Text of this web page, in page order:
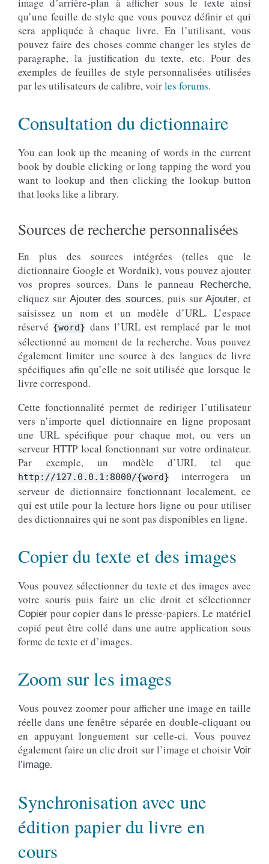
qu’une feuille de style que vous pouvez définir et qui
sera appliquée à chaque livre. En l’utilisant, vous
pouvez faire des choses comme changer les styles de
paragraphe, la justification du texte, etc. Pour des
exemples de feuilles de style personnalisées utilisées
par les utilisateurs de calibre, voirles forums.
Consultation du dictionnaire
You can look up the meaning of words in the current
book by double clicking or long tapping the word you
want to lookup and then clicking the lookup button
that looks like a library.
Sources de recherche personnalisées
En plus des sources intégrées (telles que le
dictionnaire Google et Wordnik), vous pouvez ajouter
vos propres sources. Dans le panneau
Recherche,
cliquez sur Ajouter des sources, puis surAjouter, et
saisissez un nom et un modèle d’URL. L’espace
réservé {word} dans l’URL est remplacé par le mot
sélectionné au moment de la recherche. Vous pouvez
également limiter une source à des langues de livre
spécifiques afin qu’elle ne soit utilisée que lorsque le
livre correspond.
Cette fonctionnalité permet de rediriger l’utilisateur
vers n’importe quel dictionnaire en ligne proposant
une URL spécifique pour chaque mot, ou vers un
serveur HTTP local fonctionnant sur votre ordinateur.
Par exemple, un modèle d’URL tel que
http://127.0.0.1:8000/{word}
interrogera un
serveur de dictionnaire fonctionnant localement, ce
qui est utile pour la lecture hors ligne ou pour utiliser
des dictionnaires qui ne sont pas disponibles en ligne.
Copier du texte et des images
Vous pouvez sélectionner du texte et des images avec
votre souris puis faire un clic droit et sélectionner
Copier pour copier dans le presse-papiers. Le matériel
copié peut être collé dans une autre application sous
forme de texte et d’images.
Zoom sur les images
Vous pouvez zoomer pour afficher une image en taille
réelle dans une fenêtre séparée en double-cliquant ou
en appuyant longuement sur celle-ci. Vous pouvez
également faire un clic droit sur l’image et choisir Voir
l’image.
Synchronisation avec une
édition papier du livre en
cours